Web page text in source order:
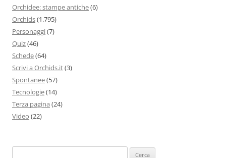
Orchidee: stampe antiche(6)
Orchids(1.795)
Personaggi(7)
Quiz(46)
Schede(64)
Scrivi a Orchids.it(3)
Spontanee(57)
Tecnologie(14)
Terza pagina (24)
Video (22)